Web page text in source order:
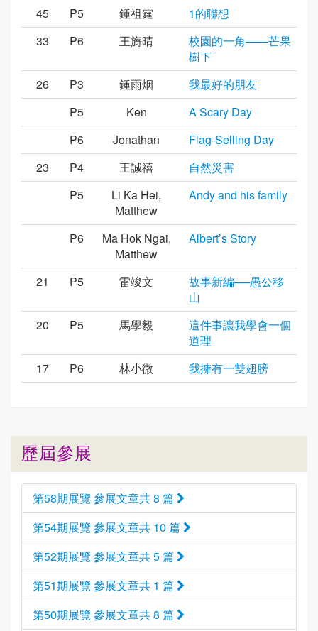
45 P5 鍾祖霆
1的聯想
33
P6 王旖晴
校園的一角——芒果
樹下
26
P3 鍾雨烟
我最好的朋友
P5
Ken
A Scary Day
P6
Jonathan
Flag-Selling Day
23
P4 王誠禧
自然災害
P5
Li Ka Hei,
Matthew
Andy and his family
P6
Ma Hok Ngai,
Matthew
Albert’s Story
21 P5 雷竣文
故事新編──愚公移
山
20
P5 馬學毅
這件事讓我學會一個
道理
17
P6 林小微 我擁有一雙翅膀
歷屆參展
第58期展覽 參展文章共 8 篇
第54期展覽 參展文章共 10 篇
第52期展覽 參展文章共 5 篇
第51期展覽 參展文章共 1 篇
第50期展覽 參展文章共 8 篇